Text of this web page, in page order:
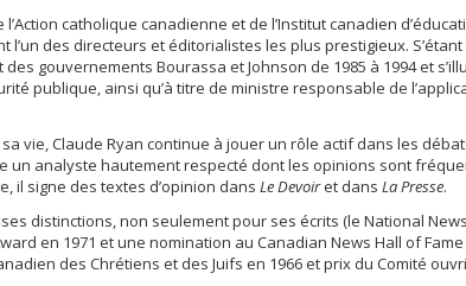
catholique canadienne et de l’Institut canadien
l’un des directeurs et éditorialistes les plus prestigieux.
gouvernements Bourassa et Johnson de 1985 à 1994 et
publique, ainsi qu’à titre de ministre responsable de
vie, Claude Ryan continue à jouer un rôle actif dans les
un analyste hautement respecté dont les opinions sont
il signe des textes d’opinion dans Le Devoiret dans La Presse.
distinctions, non seulement pour ses écrits (le National
en 1971 et une nomination au Canadian News Hall of
des Chrétiens et des Juifs en 1966 et prix du Comité